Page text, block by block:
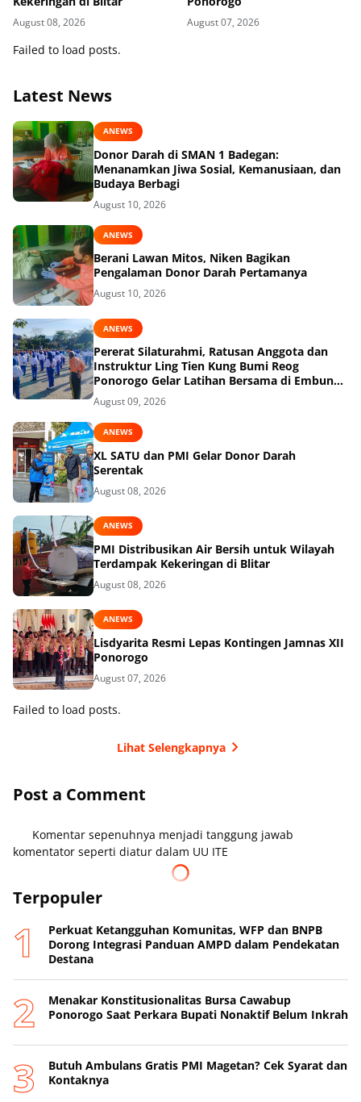
August 08, 2026 August 07, 2026
Failed to load posts.
Latest News
ANEWS
Donor Darah di SMAN 1 Badegan:
Menanamkan Jiwa Sosial, Kemanusiaan, dan
Budaya Berbagi
August 10, 2026
ANEWS
Berani Lawan Mitos, Niken Bagikan
Pengalaman Donor Darah Pertamanya
August 10, 2026
ANEWS
Pererat Silaturahmi, Ratusan Anggota dan
Instruktur Ling Tien Kung Bumi Reog
Ponorogo Gelar Latihan Bersama di Embung
Pakel
August 09, 2026
ANEWS
XL SATU dan PMI Gelar Donor Darah
Serentak
August 08, 2026
ANEWS
PMI Distribusikan Air Bersih untuk Wilayah
Terdampak Kekeringan di Blitar
August 08, 2026
ANEWS
Lisdyarita Resmi Lepas Kontingen Jamnas XII
Ponorogo
August 07, 2026
Failed to load posts.
Lihat Selengkapnya
Post a Comment
Komentar sepenuhnya menjadi tanggung jawab
komentator seperti diatur dalam UU ITE
Terpopuler
Perkuat Ketangguhan Komunitas, WFP dan BNPB
Dorong Integrasi Panduan AMPD dalam Pendekatan
Destana
Menakar Konstitusionalitas Bursa Cawabup
Ponorogo Saat Perkara Bupati Nonaktif Belum Inkrah
Butuh Ambulans Gratis PMI Magetan? Cek Syarat dan
Kontaknya